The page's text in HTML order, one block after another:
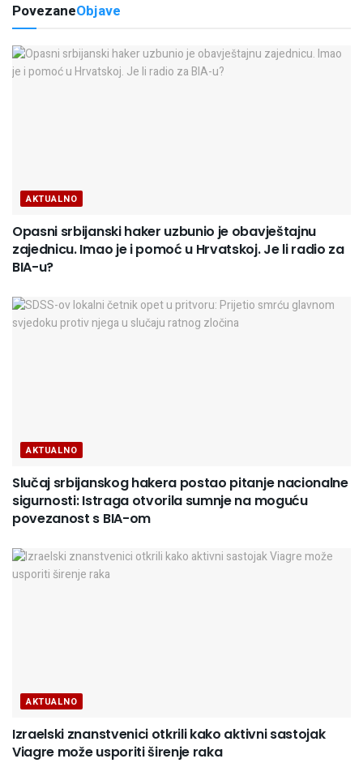
PovezaneObjave
AKTUALNO
Opasni srbijanski haker uzbunio je obavještajnu
zajednicu. Imao je i pomoć u Hrvatskoj. Je li radio za
BIA-u?
AKTUALNO
Slučaj srbijanskog hakera postao pitanje nacionalne
sigurnosti: Istraga otvorila sumnje na moguću
povezanost s BIA-om
AKTUALNO
Izraelski znanstvenici otkrili kako aktivni sastojak
Viagre može usporiti širenje raka